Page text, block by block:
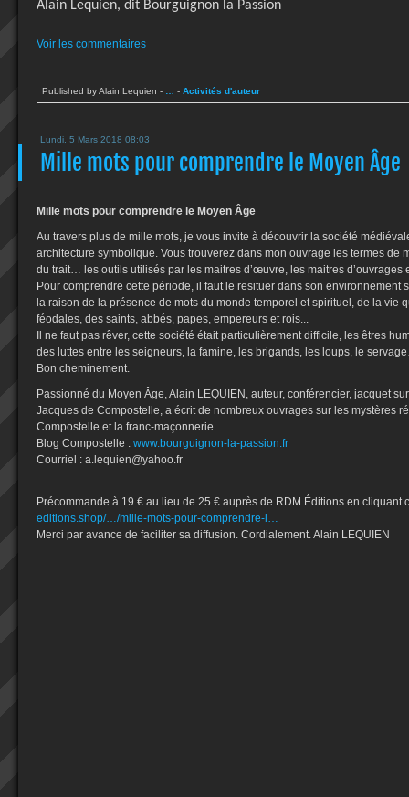
Alain Lequien, dit Bourguignon la Passion
Voir les commentaires
Published by Alain Lequien - … - Activités d'auteur
Lundi, 5 Mars 2018 08:03
Mille mots pour comprendre le Moyen Âge
Mille mots pour comprendre le Moyen Âge
Au travers plus de mille mots, je vous invite à découvrir la société
architecture symbolique. Vous trouverez dans mon ouvrage les termes de
du trait… les outils utilisés par les maitres d’œuvre, les maitres d’ouvrages
Pour comprendre cette période, il faut le resituer dans son environnement
la raison de la présence de mots du monde temporel et spirituel, de la vie
féodales, des saints, abbés, papes, empereurs et rois...
Il ne faut pas rêver, cette société était particulièrement difficile, les êtres
des luttes entre les seigneurs, la famine, les brigands, les loups, le
Bon cheminement.
Passionné du Moyen Âge, Alain LEQUIEN, auteur, conférencier, jacquet
Jacques de Compostelle, a écrit de nombreux ouvrages sur les mystères
Compostelle et la franc-maçonnerie.
Blog Compostelle : www.bourguignon-la-passion.fr
Courriel : a.lequien@yahoo.fr
Précommande à 19 € au lieu de 25 € auprès de RDM Éditions en cliquant
editions.shop/…/mille-mots-pour-comprendre-l…
Merci par avance de faciliter sa diffusion. Cordialement. Alain LEQUIEN